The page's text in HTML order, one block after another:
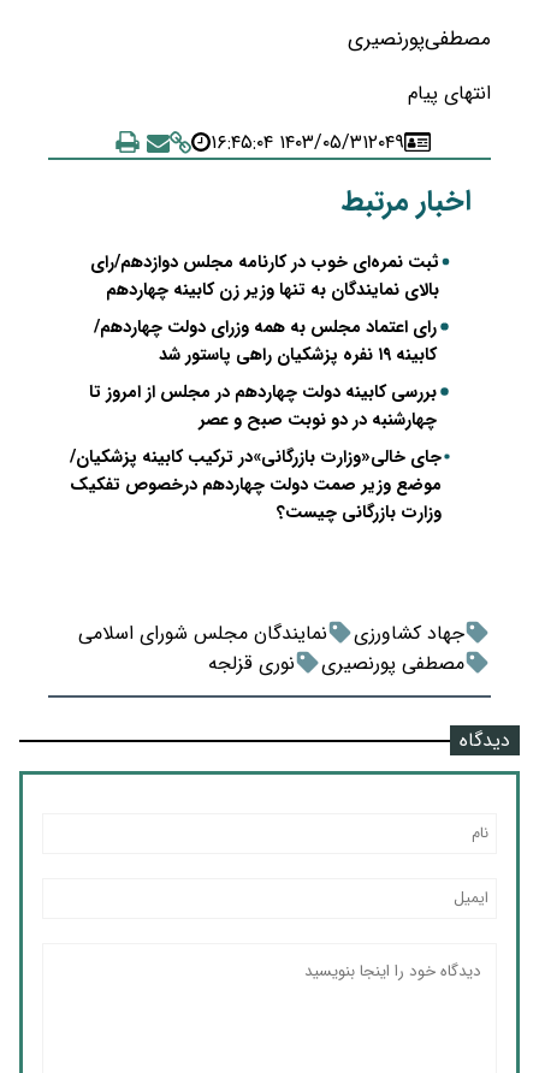
مصطفی‌پورنصیری
انتهای پیام
۲۰۴۹۱۴۰۳/۰۵/۳۱ ۱۶:۴۵:۰۴
اخبار مرتبط
ثبت نمره‌ای خوب در کارنامه‌ مجلس دوازدهم/رای
بالای نمایندگان به تنها وزیر زن کابینه چهاردهم
رای اعتماد مجلس به همه وزرای دولت چهاردهم/
کابینه ۱۹ نفره پزشکیان راهی پاستور شد
بررسی کابینه دولت چهاردهم در مجلس از امروز تا
چهارشنبه در دو نوبت صبح و عصر
جای خالی«وزارت بازرگانی»در ترکیب کابینه پزشکیان/
موضع وزیر صمت دولت چهاردهم درخصوص تفکیک
وزارت بازرگانی چیست؟
جهاد کشاورزی
نمایندگان مجلس شورای اسلامی
مصطفی پورنصیری
نوری قزلجه
دیدگاه